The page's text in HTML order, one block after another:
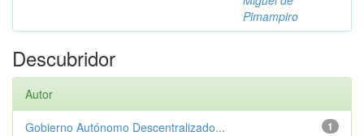
Pimampiro
Descubridor
Autor
1
Gobierno Autónomo Descentralizado...